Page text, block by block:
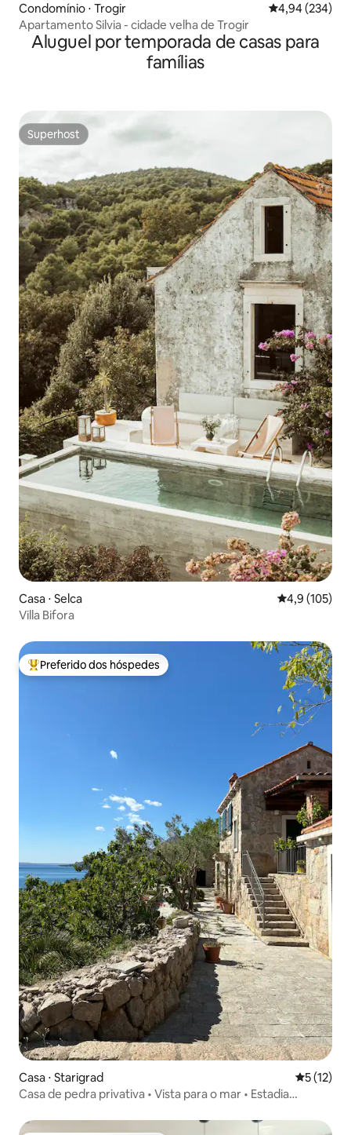
Condomínio ⋅ Trogir 4,94 de uma
4,94 (234)
Apartamento Silvia - cidade velha de Trogir
Aluguel por temporada de casas para
famílias
Superhost
Superhost
Casa ⋅ Selca 4,9 de uma
4,9 (105)
Villa Bifora
Entre os melhores preferidos dos hóspedes
Preferido dos hóspedes
Casa ⋅ Starigrad 5 de uma
5 (12)
Casa de pedra privativa • Vista para o mar • Estadia